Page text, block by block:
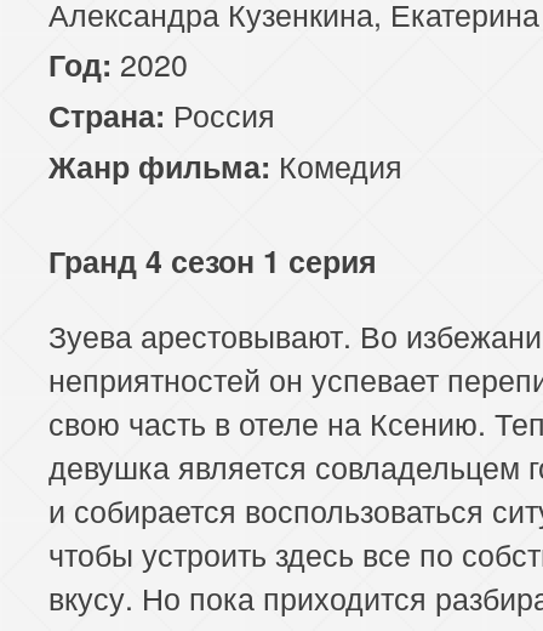
Александра Кузенкина,
Год: 2020
Страна: Россия
Жанр фильма: Комедия
Гранд 4 сезон 1 серия
Зуева арестовывают. Во
неприятностей он успевает
свою часть в отеле на Ксению.
девушка является совладельцем
и собирается воспользоваться
чтобы устроить здесь все по
вкусу. Но пока приходится